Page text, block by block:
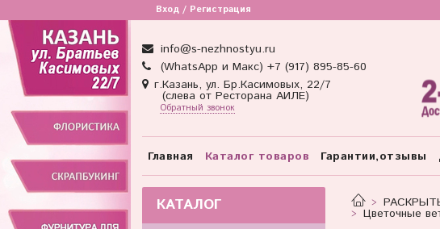
Вход / Регистрация
info@s-nezhnostyu.ru
(WhatsApp и Макс) +7 (917) 895-85-60
г.Казань, ул. Бр.Касимовых, 22/7
(слева от Ресторана АИЛЕ)
Обратный звонок
Главная Каталог товаров Гарантии,отзывы
Цветочные
КАТАЛОГ